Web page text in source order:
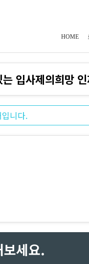
HOME
입사제의희망
니다.
세요.